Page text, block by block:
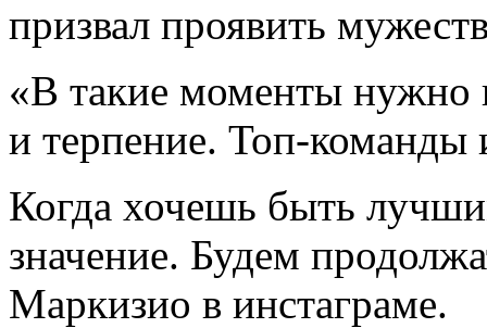
призвал проявить
«В такие моменты нужно
и терпение. Топ-команды
Когда хочешь быть
значение. Будем
Маркизио в инстаграме.